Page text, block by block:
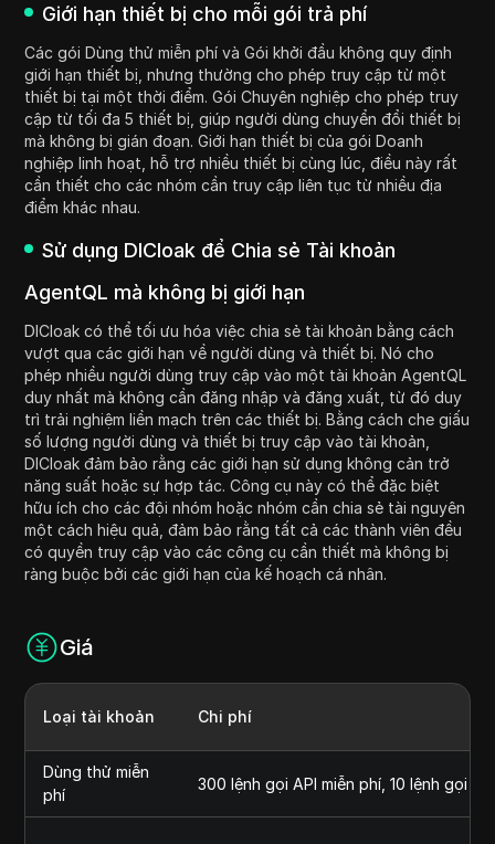
Giới hạn thiết bị cho mỗi gói trả phí
Các gói Dùng thử miễn phí và Gói khởi đầu không quy định
giới hạn thiết bị, nhưng thường cho phép truy cập từ một
thiết bị tại một thời điểm. Gói Chuyên nghiệp cho phép truy
cập từ tối đa 5 thiết bị, giúp người dùng chuyển đổi thiết bị
mà không bị gián đoạn. Giới hạn thiết bị của gói Doanh
nghiệp linh hoạt, hỗ trợ nhiều thiết bị cùng lúc, điều này rất
cần thiết cho các nhóm cần truy cập liên tục từ nhiều địa
điểm khác nhau.
Sử dụng DICloak để Chia sẻ Tài khoản
AgentQL mà không bị giới hạn
DICloak có thể tối ưu hóa việc chia sẻ tài khoản bằng cách
vượt qua các giới hạn về người dùng và thiết bị. Nó cho
phép nhiều người dùng truy cập vào một tài khoản AgentQL
duy nhất mà không cần đăng nhập và đăng xuất, từ đó duy
trì trải nghiệm liền mạch trên các thiết bị. Bằng cách che giấu
số lượng người dùng và thiết bị truy cập vào tài khoản,
DICloak đảm bảo rằng các giới hạn sử dụng không cản trở
năng suất hoặc sự hợp tác. Công cụ này có thể đặc biệt
hữu ích cho các đội nhóm hoặc nhóm cần chia sẻ tài nguyên
một cách hiệu quả, đảm bảo rằng tất cả các thành viên đều
có quyền truy cập vào các công cụ cần thiết mà không bị
ràng buộc bởi các giới hạn của kế hoạch cá nhân.
Giá
Loại tài khoản Chi phí
Dùng thử miễn
phí
300 lệnh gọi API miễn phí, 10 lệnh gọi